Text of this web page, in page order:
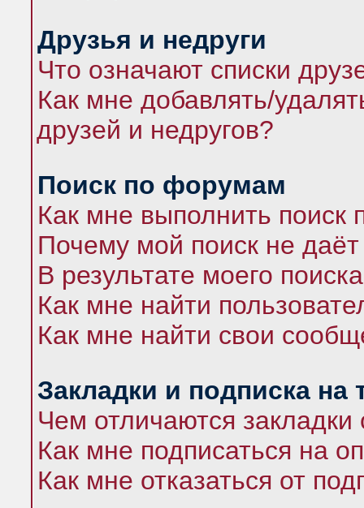
Друзья и недруги
Что означают списки
Как мне добавлять/
друзей и недругов?
Поиск по форумам
Как мне выполнить
Почему мой поиск не даёт
В результате моего
Как мне найти
Как мне найти свои
Закладки и подписка на
Чем отличаются закладки
Как мне подписаться на
Как мне отказаться от